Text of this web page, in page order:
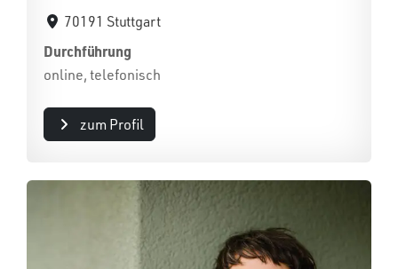
70191 Stuttgart
Durchführung
online, telefonisch
zum Profil